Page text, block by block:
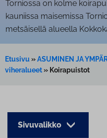
Torniossa on kolme
kauniissa maisemissa
metsäisellä alueella
Etusivu »ASUMINEN JA
viheralueet» Koirapuistot
Sivuvalikko